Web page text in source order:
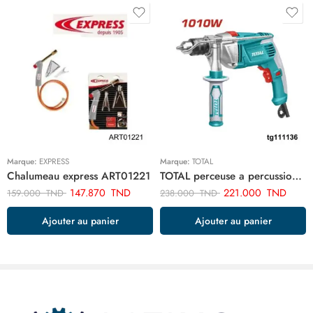
Marque: EXPRESS
Chalumeau express ART01221
159.000TND 147.870 TND
Ajouter au panier
Marque: TOTAL
TOTAL perceuse a percussion 13mm-1010w TG111136
238.000TND 221.000 TND
Ajouter au panier